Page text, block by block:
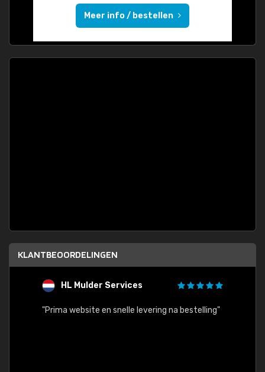
Meer info / bestellen
KLANTBEOORDELINGEN
HL Mulder Services
"Prima website en snelle levering na bestelling"